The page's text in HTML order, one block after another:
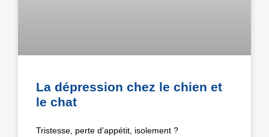
La dépression chez le chien et
le chat
Tristesse, perte d’appétit, isolement ?